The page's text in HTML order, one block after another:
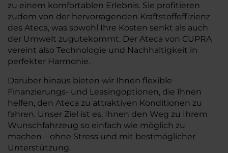
zu einem komfortablen Erlebnis. Sie profitieren
zudem von der hervorragenden Kraftstoffeffizienz
des Ateca, was sowohl Ihre Kosten senkt als auch
der Umwelt zugutekommt. Der Ateca von CUPRA
vereint also Technologie und Nachhaltigkeit in
perfekter Harmonie.
Darüber hinaus bieten wir Ihnen flexible
Finanzierungs- und Leasingoptionen, die Ihnen
helfen, den Ateca zu attraktiven Konditionen zu
fahren. Unser Ziel ist es, Ihnen den Weg zu Ihrem
Wunschfahrzeug so einfach wie möglich zu
machen – ohne Stress und mit bestmöglicher
Unterstützung.